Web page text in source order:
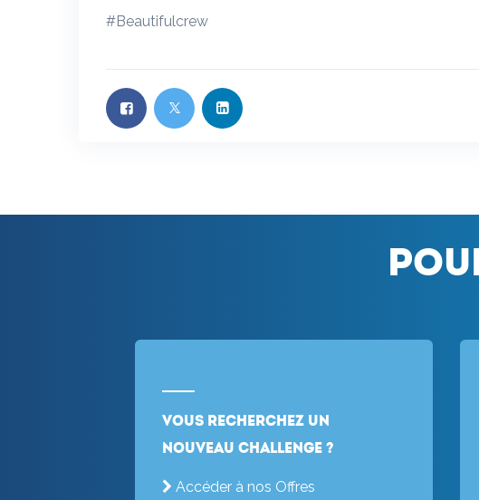
#Beautifulcrew
Vous recherchez un
nouveau challenge ?
Accéder à nos Offres